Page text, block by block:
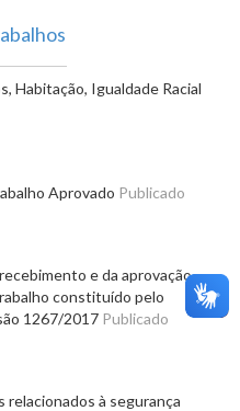
Habitação, Igualdade Racial
Aprovado Publicado
e da aprovação
constituído pelo
1267/2017 Publicado
relacionados à segurança